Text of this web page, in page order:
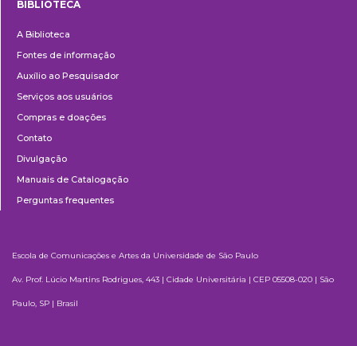
BIBLIOTECA
A Biblioteca
Fontes de informação
Auxílio ao Pesquisador
Serviços aos usuários
Compras e doações
Contato
Divulgação
Manuais de Catalogação
Perguntas frequentes
Escola de Comunicações e Artes da Universidade de São Paulo
Av. Prof. Lúcio Martins Rodrigues, 443 | Cidade Universitária | CEP 05508-020 | São
Paulo, SP | Brasil